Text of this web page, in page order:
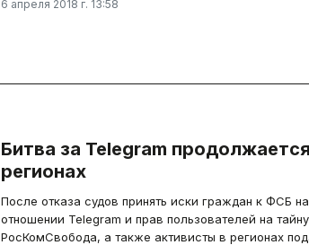
6 апреля 2018 г. 13:58
Битва за Telegram
регионах
После отказа судов принять иски граждан к ФСБ
отношении Telegram и прав пользователей на
РосКомСвобода, а также активисты в регионах